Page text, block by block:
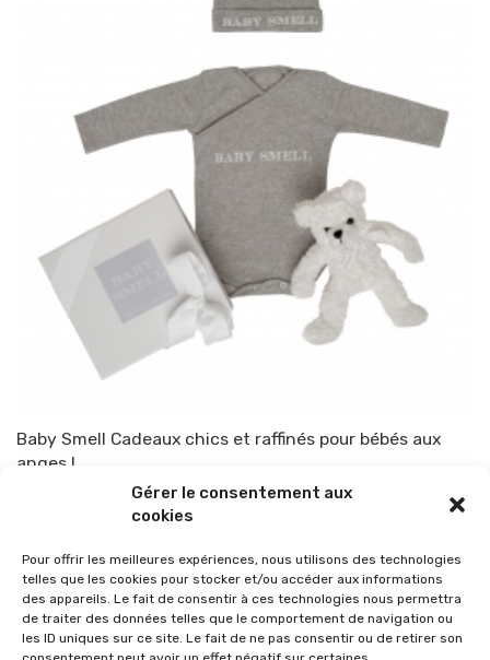
Gérer le consentement aux
cookies
Pour offrir les meilleures expériences, nous utilisons des technologies
telles que les cookies pour stocker et/ou accéder aux informations
des appareils. Le fait de consentir à ces technologies nous permettra
de traiter des données telles que le comportement de navigation ou
les ID uniques sur ce site. Le fait de ne pas consentir ou de retirer son
Baby Smell Cadeaux chics et raffinés pour bébés aux
anges !
TOP-PARENTS 19 février 2010